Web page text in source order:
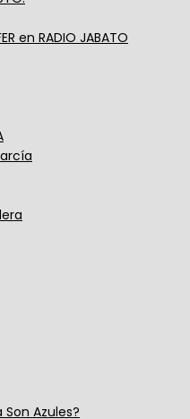
en RADIO JABATO
Son Azules?